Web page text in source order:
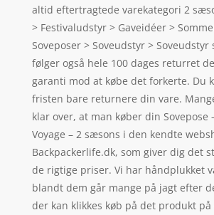
altid eftertragtede varekategori 2
> Festivaludstyr > Gaveidéer >
Soveposer > Soveudstyr > Soveudstyr
følger også hele 100 dages returret
garanti mod at købe det forkerte. Du
fristen bare returnere din vare.
klar over, at man køber din Sovepose
Voyage – 2 sæsons i den kendte
Backpackerlife.dk, som giver dig det
de rigtige priser. Vi har håndplukket
blandt dem går mange på jagt efter
der kan klikkes køb på det produkt